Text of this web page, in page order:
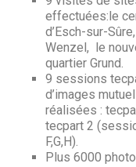
effectuées:le
d’Esch-sur-
Wenzel, le
quartier Grund.
9 sessions
d’images
réalisées :
tecpart 2
F,G,H).
Plus 6000